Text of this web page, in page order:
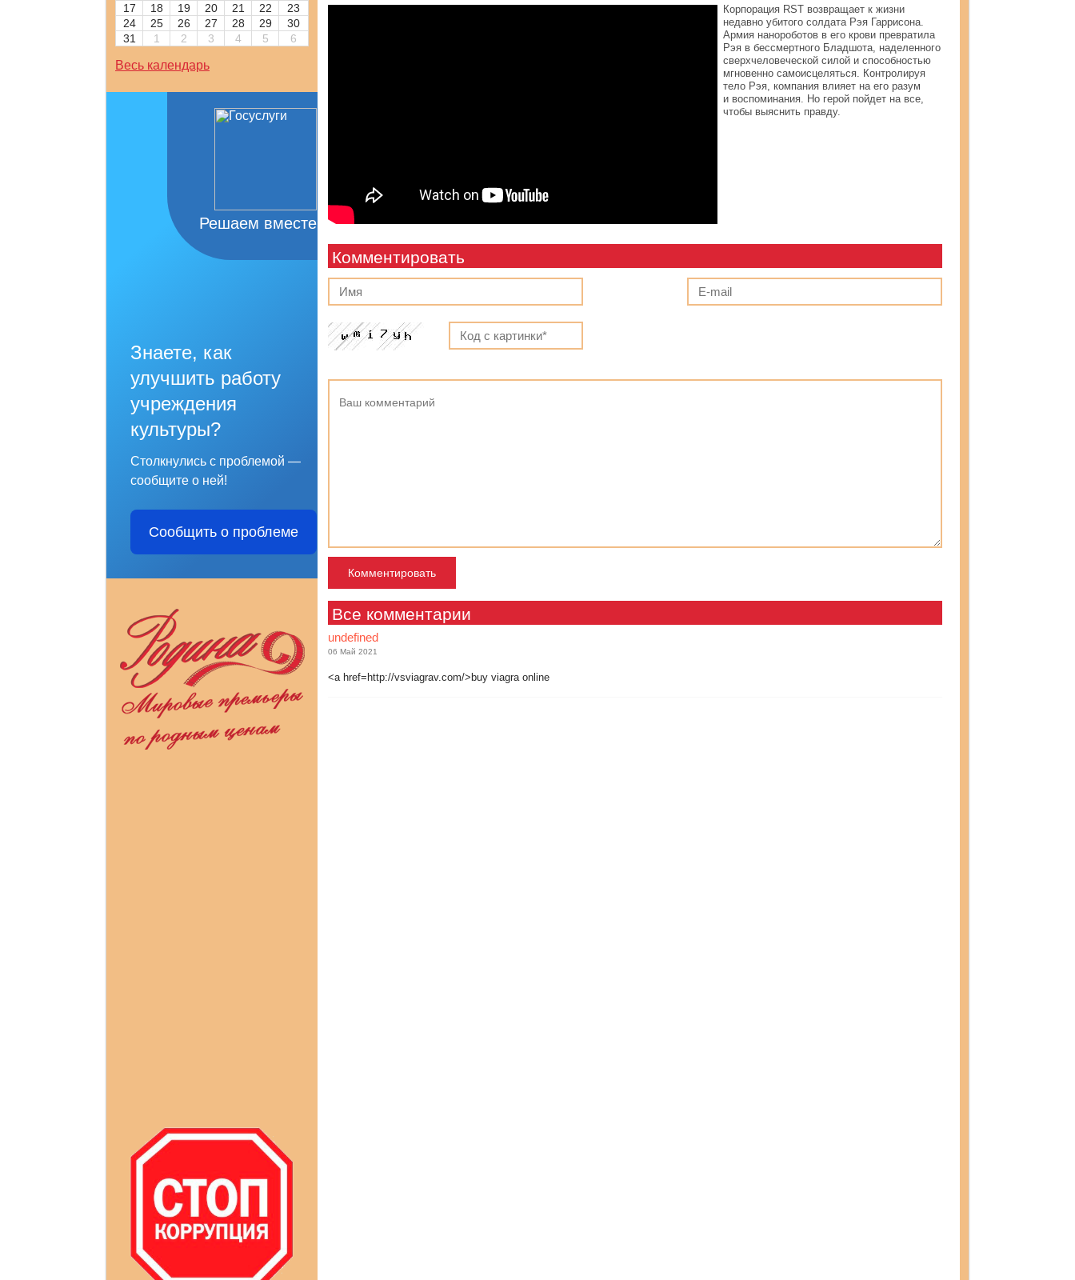
17
18 19 20 21 22
23
24
25 26 27 28 29
30
31
1 2 3 4 5 6
Весь календарь
Решаем вместе
Знаете, как
улучшить работу
учреждения
культуры?
Столкнулись с проблемой —
сообщите о ней!
Сообщить о проблеме
Корпорация RST возвращает к жизни
недавно убитого солдата Рэя Гаррисона.
Армия нанороботов в его крови превратила
Рэя в бессмертного Бладшота, наделенного
сверхчеловеческой силой и способностью
мгновенно самоисцеляться. Контролируя
тело Рэя, компания влияет на его разум
и воспоминания. Но герой пойдет на все,
чтобы выяснить правду.
Комментировать
Все комментарии
undefined
06 Май 2021
<a href=http://vsviagrav.com/>buy viagra online